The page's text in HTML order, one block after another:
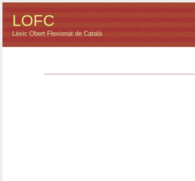
LOFC
Lèxic Obert Flexionat de Català